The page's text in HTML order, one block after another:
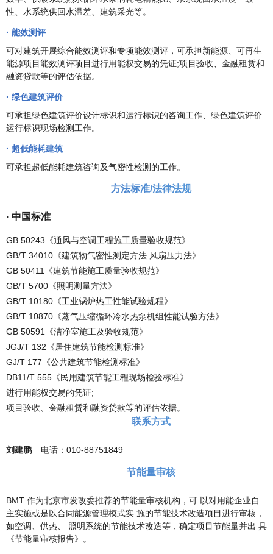
性、水系统供回水温差、建筑采光等。
· 能效测评
可对建筑开展综合能效测评和专项能效测评，可承担新能源、可再生
能源项目能效测评项目进行用能权交易的凭证;项目验收、金融租赁和
融资贷款等的评估依据。
· 绿色建筑评价
可承担绿色建筑评价设计标识和运行标识的咨询工作、绿色建筑评价
运行标识现场检测工作。
· 超低能耗建筑
可承担超低能耗建筑咨询及气密性检测的工作。
方法标准/法律法规
· 中国标准
GB 50243《通风与空调工程施工质量验收规范》
GB/T 34010《建筑物气密性测定方法 风扇压力法》
GB 50411《建筑节能施工质量验收规范》
GB/T 5700《照明测量方法》
GB/T 10180《工业锅炉热工性能试验规程》
GB/T 10870《蒸气压缩循环冷水热泵机组性能试验方法》
GB 50591《洁净室施工及验收规范》
JGJ/T 132《居住建筑节能检测标准》
GJ/T 177《公共建筑节能检测标准》
DB11/T 555《民用建筑节能工程现场检验标准》
进行用能权交易的凭证;
项目验收、金融租赁和融资贷款等的评估依据。
联系方式
刘建鹏 电话：010-88751849
节能量审核
BMT 作为北京市发改委推荐的节能量审核机构，可 以对用能企业自
主实施或是以合同能源管理模式实 施的节能技术改造项目进行审核，
如空调、供热、 照明系统的节能技术改造等，确定项目节能量并出 具
《节能量审核报告》。